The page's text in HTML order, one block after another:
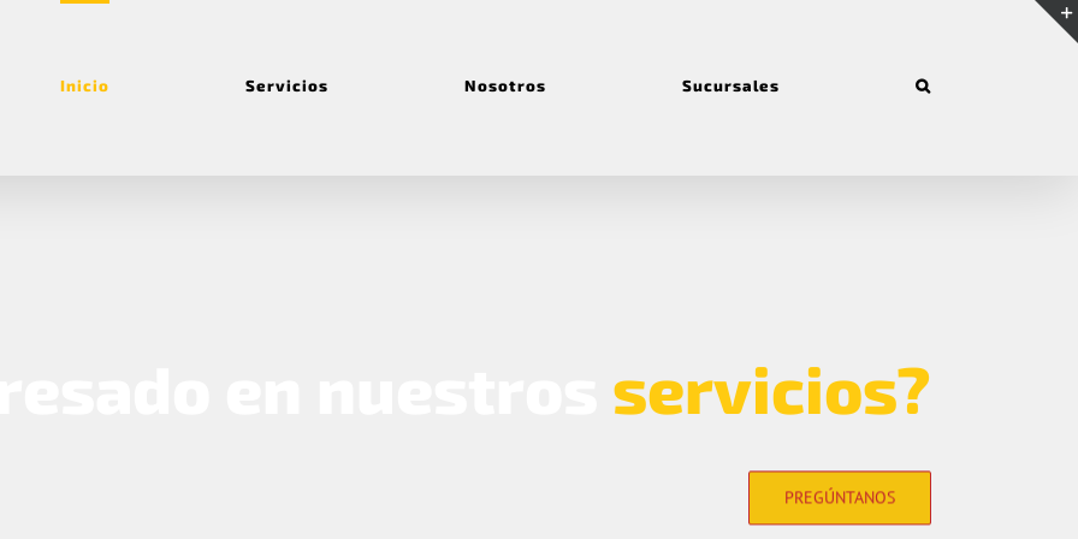
Inicio Servicios Nosotros Sucursales
servicios?
PREGÚNTANOS